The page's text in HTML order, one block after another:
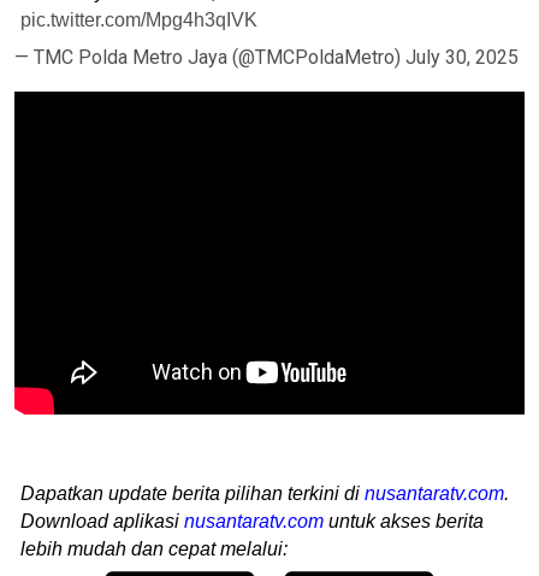
pic.twitter.com/Mpg4h3qIVK
— TMC Polda Metro Jaya (@TMCPoldaMetro) July 30, 2025
Dapatkan update berita pilihan terkini di nusantaratv.com.
Download aplikasi nusantaratv.com untuk akses berita
lebih mudah dan cepat melalui: